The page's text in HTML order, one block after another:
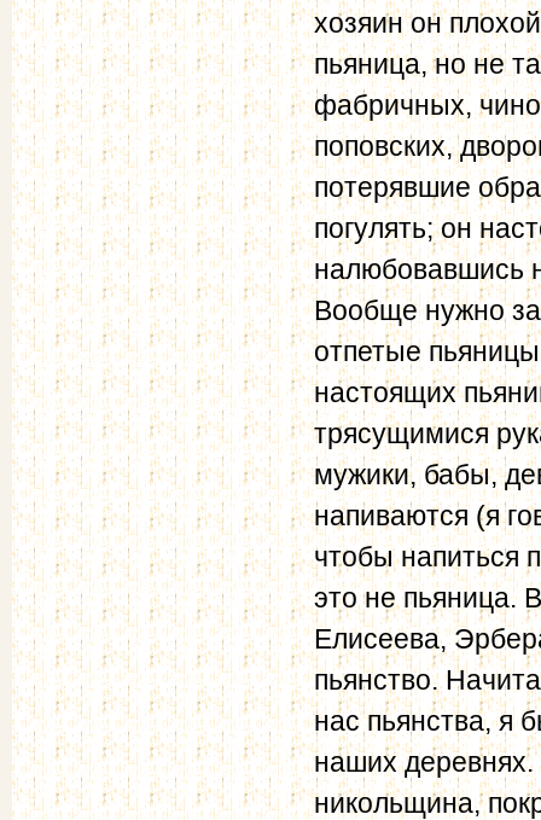
хозяин он
пьяница, но не
фабричных,
поповских,
потерявшие
погулять; он
налюбовавшись
Вообще нужно
отпетые
настоящих
трясущимися
мужики, бабы,
напиваются (я
чтобы напиться
это не пьяница.
Елисеева,
пьянство.
нас пьянства, я
наших
никольщина,